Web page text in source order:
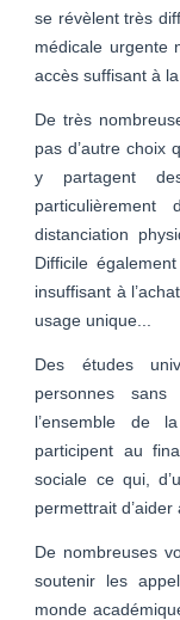
se révèlent très
médicale urgente
accès suffisant à la
De très
pas d’autre choix
y partagent
distanciation
Difficile
insuffisant à
usage unique...
Des études
personnes
l’ensemble de
participent au
sociale ce qui,
permettrait
De nombreuses
soutenir les
monde